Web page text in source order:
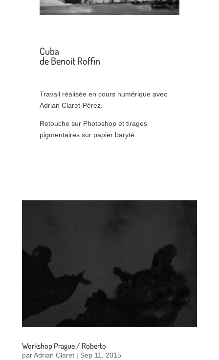
Cuba
de Benoit Roffin
Travail réalisée en cours numérique avec
Adrian Claret-Pérez.
Retouche sur Photoshop et tirages
pigmentaires sur papier baryté.
Workshop Prague / Roberto
parAdrian Claret| Sep 11, 2015